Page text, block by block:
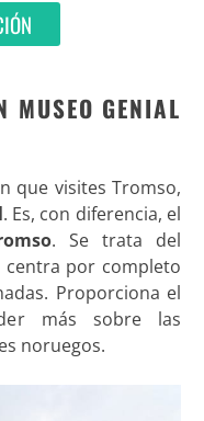
MUSEO GENIAL
que visites Tromso,
. Es, con diferencia, el
. Se trata del
por completo
Proporciona el
más sobre las
noruegos.